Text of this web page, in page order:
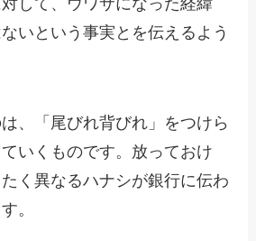
いという事実とを伝えるよう
、「尾びれ背びれ」をつけら
いくものです。放っておけ
く異なるハナシが銀行に伝わ
。